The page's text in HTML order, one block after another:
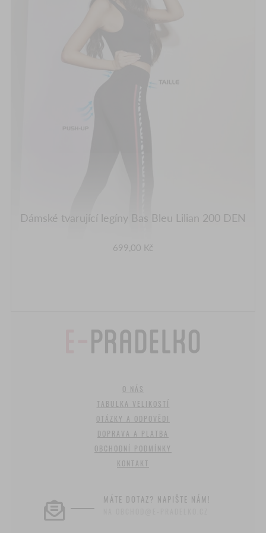
Dámské tvarující legíny Bas Bleu Lilian 200 DEN
699,00 Kč
O NÁS
TABULKA VELIKOSTÍ
OTÁZKY A ODPOVĚDI
DOPRAVA A PLATBA
OBCHODNÍ PODMÍNKY
KONTAKT
MÁTE DOTAZ? NAPIŠTE NÁM!